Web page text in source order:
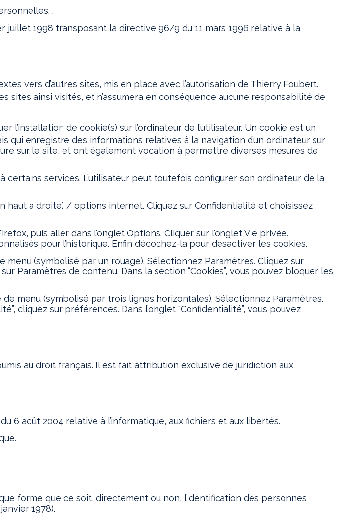
.
1998 transposant la directive 96/9 du 11 mars 1996 relative à la
vers d’autres sites, mis en place avec l’autorisation de Thierry Foubert.
ainsi visités, et n’assumera en conséquence aucune responsabilité de
l’installation de cookie(s) sur l’ordinateur de l’utilisateur. Un cookie est un
qui enregistre des informations relatives à la navigation d’un ordinateur sur
sur le site, et ont également vocation à permettre diverses mesures de
certains services. L’utilisateur peut toutefois configurer son ordinateur de la
a droite) / options internet. Cliquez sur Confidentialité et choisissez
puis aller dans l’onglet Options. Cliquer sur l’onglet Vie privée.
pour l’historique. Enfin décochez-la pour désactiver les cookies.
(symbolisé par un rouage). Sélectionnez Paramètres. Cliquez sur
Paramètres de contenu. Dans la section “Cookies”, vous pouvez bloquer les
menu (symbolisé par trois lignes horizontales). Sélectionnez Paramètres.
cliquez sur préférences. Dans l’onglet “Confidentialité”, vous pouvez
au droit français. Il est fait attribution exclusive de juridiction aux
6 août 2004 relative à l’informatique, aux fichiers et aux libertés.
forme que ce soit, directement ou non, l’identification des personnes
1978).